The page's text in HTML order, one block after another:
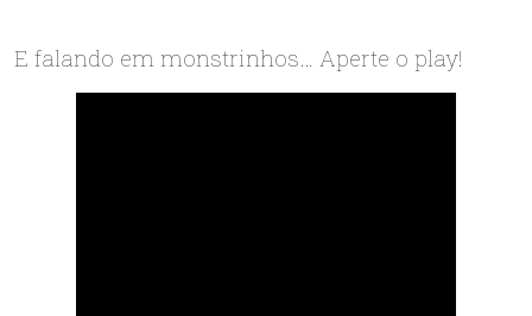
E falando em monstrinhos… Aperte o play!